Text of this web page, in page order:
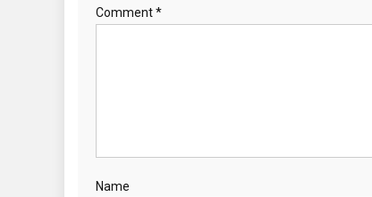
Comment*
Name